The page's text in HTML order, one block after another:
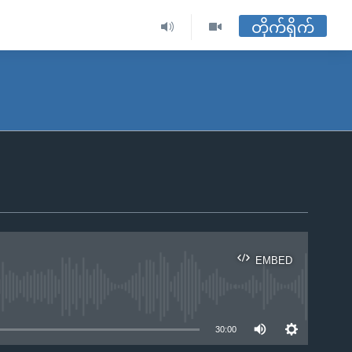
တိုက်ရိုက်
EMBED
30:00